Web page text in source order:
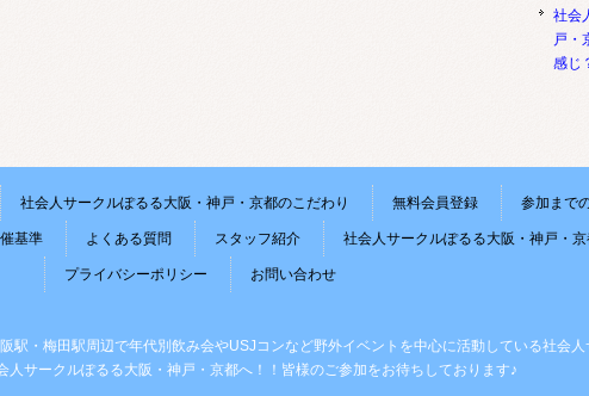
社会
戸・
感じ
社会人サークルぽるる大阪・神戸・京都のこだわり 無料会員登録 参加まで
基準 よくある質問 スタッフ紹介 社会人サークルぽるる大阪・神戸・
プライバシーポリシー お問い合わせ
駅・梅田駅周辺で年代別飲み会やUSJコンなど野外イベントを中心に活動している社会人
人サークルぽるる大阪・神戸・京都へ！！皆様のご参加をお待ちしております♪